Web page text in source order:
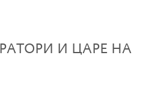
И ЦАРЕ НА